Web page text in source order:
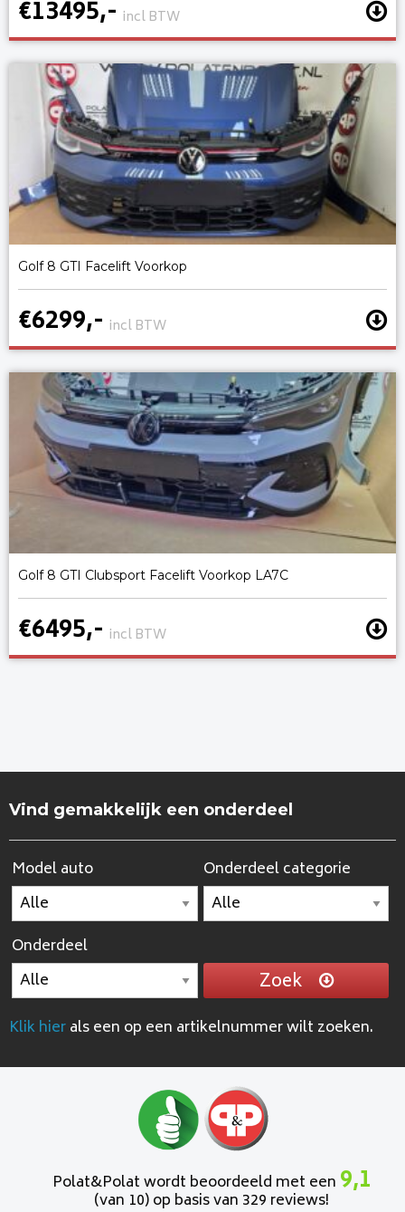
€13495,- incl BTW
Golf 8 GTI Facelift Voorkop
€6299,- incl BTW
Golf 8 GTI Clubsport Facelift Voorkop LA7C
€6495,- incl BTW
Vind gemakkelijk een onderdeel
Model auto Onderdeel categorie
Onderdeel
Zoek
Klik hierals een op een artikelnummer wilt zoeken.
Polat&Polat wordt beoordeeld met een 9,1
(van 10) op basis van 329 reviews!